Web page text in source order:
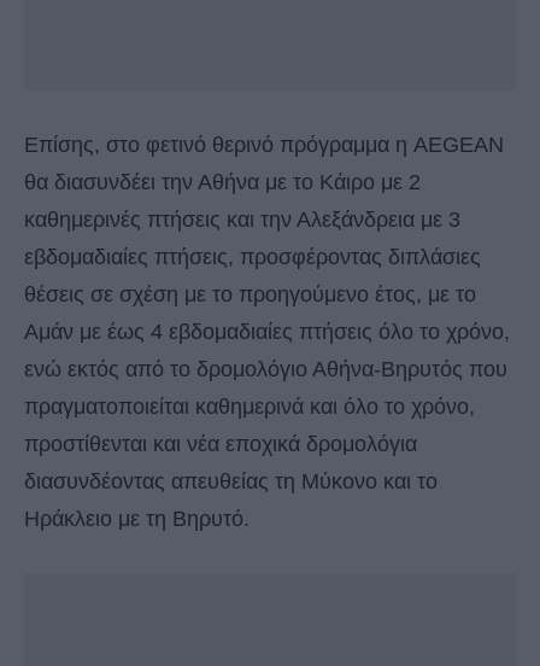
Επίσης, στο φετινό θερινό πρόγραμμα η AEGEAN
θα διασυνδέει την Αθήνα με το Κάιρο με 2
καθημερινές πτήσεις και την Αλεξάνδρεια με 3
εβδομαδιαίες πτήσεις, προσφέροντας διπλάσιες
θέσεις σε σχέση με το προηγούμενο έτος, με το
Αμάν με έως 4 εβδομαδιαίες πτήσεις όλο το χρόνο,
ενώ εκτός από το δρομολόγιο Αθήνα-Βηρυτός που
πραγματοποιείται καθημερινά και όλο το χρόνο,
προστίθενται και νέα εποχικά δρομολόγια
διασυνδέοντας απευθείας τη Μύκονο και το
Ηράκλειο με τη Βηρυτό.